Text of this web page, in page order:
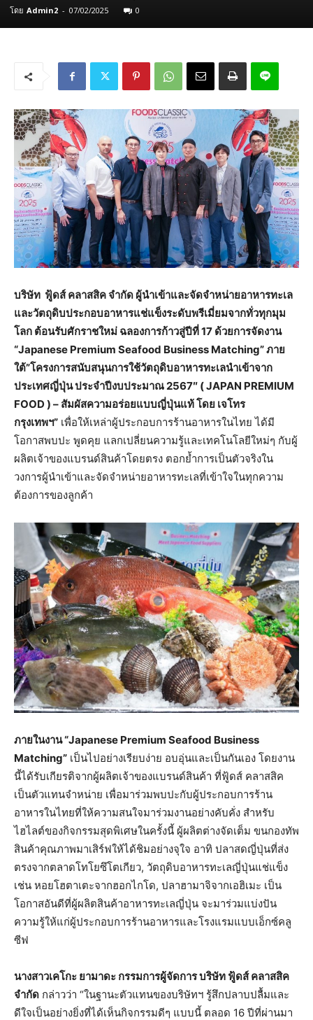
โดย Admin2 - 07/02/2025 0
บริษัท ฟู้ดส์ คลาสสิค จำกัด ผู้นำเข้าและจัดจำหน่ายอาหารทะเล
และวัตถุดิบประกอบอาหารแช่แข็งระดับพรีเมี่ยมจากทั่วทุกมุม
โลก ต้อนรับศักราชใหม่ ฉลองการก้าวสู่ปีที่ 17 ด้วยการจัดงาน
“Japanese Premium Seafood Business Matching” ภาย
ใต้”โครงการสนับสนุนการใช้วัตถุดิบอาหารทะเลนำเข้าจาก
ประเทศญี่ปุ่น ประจำปีงบประมาณ 2567″ ( JAPAN PREMIUM
FOOD ) – สัมผัสความอร่อยแบบญี่ปุ่นแท้ โดย เจโทร
กรุงเทพฯ” เพื่อให้เหล่าผู้ประกอบการร้านอาหารในไทย ได้มี
โอกาสพบปะ พูดคุย แลกเปลี่ยนความรู้และเทคโนโลยีใหม่ๆ กับผู้
ผลิตเจ้าของแบรนด์สินค้าโดยตรง ตอกย้ำการเป็นตัวจริงใน
วงการผู้นำเข้าและจัดจำหน่ายอาหารทะเลที่เข้าใจในทุกความ
ต้องการของลูกค้า
ภายในงาน “Japanese Premium Seafood Business
Matching” เป็นไปอย่างเรียบง่าย อบอุ่นและเป็นกันเอง โดยงาน
นี้ได้รับเกียรติจากผู้ผลิตเจ้าของแบรนด์สินค้า ที่ฟู้ดส์ คลาสสิค
เป็นตัวแทนจำหน่าย เพื่อมาร่วมพบปะกับผู้ประกอบการร้าน
อาหารในไทยที่ให้ความสนใจมาร่วมงานอย่างคับคั่ง สำหรับ
ไฮไลต์ของกิจกรรมสุดพิเศษในครั้งนี้ ผู้ผลิตต่างจัดเต็ม ขนกองทัพ
สินค้าคุณภาพมาเสิร์ฟให้ได้ชิมอย่างจุใจ อาทิ ปลาสดญี่ปุ่นที่ส่ง
ตรงจากตลาดโทโยซึโตเกียว, วัตถุดิบอาหารทะเลญี่ปุ่นแช่แข็ง
เช่น หอยโฮตาเตะจากฮอกไกโด, ปลาฮามาจิจากเอฮิเมะ เป็น
โอกาสอันดีที่ผู้ผลิตสินค้าอาหารทะเลญี่ปุ่น จะมาร่วมแบ่งปัน
ความรู้ให้แก่ผู้ประกอบการร้านอาหารและโรงแรมแบบเอ็กซ์คลู
ซีฟ
นางสาวเคโกะ ยามาดะ กรรมการผู้จัดการ บริษัท ฟู้ดส์ คลาสสิค
จำกัด กล่าวว่า “ในฐานะตัวแทนของบริษัทฯ รู้สึกปลาบปลื้มและ
ดีใจเป็นอย่างยิ่งที่ได้เห็นกิจกรรมดีๆ แบบนี้ ตลอด 16 ปีที่ผ่านมา